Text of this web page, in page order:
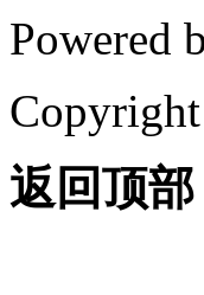
Powered
返回顶部